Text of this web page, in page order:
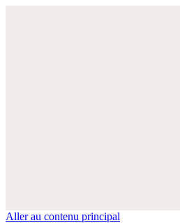
Aller au contenu principal